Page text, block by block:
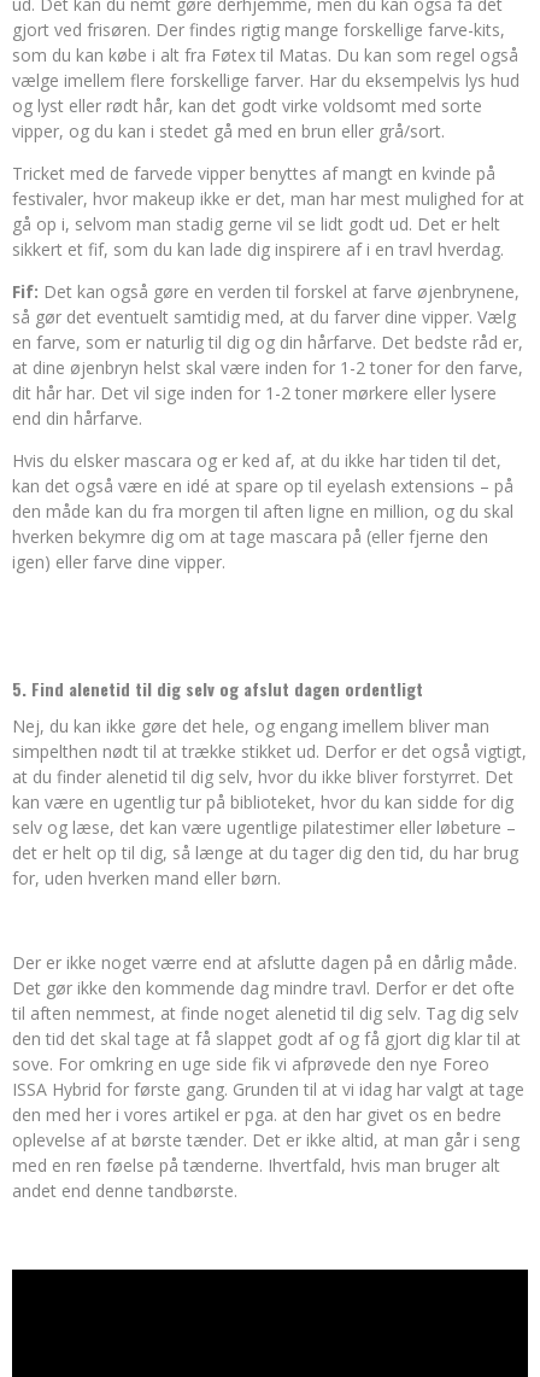
gjort ved frisøren. Der findes rigtig mange forskellige farve-kits,
som du kan købe i alt fra Føtex til Matas. Du kan som regel også
vælge imellem flere forskellige farver. Har du eksempelvis lys hud
og lyst eller rødt hår, kan det godt virke voldsomt med sorte
vipper, og du kan i stedet gå med en brun eller grå/sort.
Tricket med de farvede vipper benyttes af mangt en kvinde på
festivaler, hvor makeup ikke er det, man har mest mulighed for at
gå op i, selvom man stadig gerne vil se lidt godt ud. Det er helt
sikkert et fif, som du kan lade dig inspirere af i en travl hverdag.
Fif: Det kan også gøre en verden til forskel at farve øjenbrynene,
så gør det eventuelt samtidig med, at du farver dine vipper. Vælg
en farve, som er naturlig til dig og din hårfarve. Det bedste råd er,
at dine øjenbryn helst skal være inden for 1-2 toner for den farve,
dit hår har. Det vil sige inden for 1-2 toner mørkere eller lysere
end din hårfarve.
Hvis du elsker mascara og er ked af, at du ikke har tiden til det,
kan det også være en idé at spare op til eyelash extensions – på
den måde kan du fra morgen til aften ligne en million, og du skal
hverken bekymre dig om at tage mascara på (eller fjerne den
igen) eller farve dine vipper.
5. Find alenetid til dig selv og afslut dagen ordentligt
Nej, du kan ikke gøre det hele, og engang imellem bliver man
simpelthen nødt til at trække stikket ud. Derfor er det også vigtigt,
at du finder alenetid til dig selv, hvor du ikke bliver forstyrret. Det
kan være en ugentlig tur på biblioteket, hvor du kan sidde for dig
selv og læse, det kan være ugentlige pilatestimer eller løbeture –
det er helt op til dig, så længe at du tager dig den tid, du har brug
for, uden hverken mand eller børn.
Der er ikke noget værre end at afslutte dagen på en dårlig måde.
Det gør ikke den kommende dag mindre travl. Derfor er det ofte
til aften nemmest, at finde noget alenetid til dig selv. Tag dig selv
den tid det skal tage at få slappet godt af og få gjort dig klar til at
sove. For omkring en uge side fik vi afprøvede den nye Foreo
ISSA Hybrid for første gang. Grunden til at vi idag har valgt at tage
den med her i vores artikel er pga. at den har givet os en bedre
oplevelse af at børste tænder. Det er ikke altid, at man går i seng
med en ren føelse på tænderne. Ihvertfald, hvis man bruger alt
andet end denne tandbørste.